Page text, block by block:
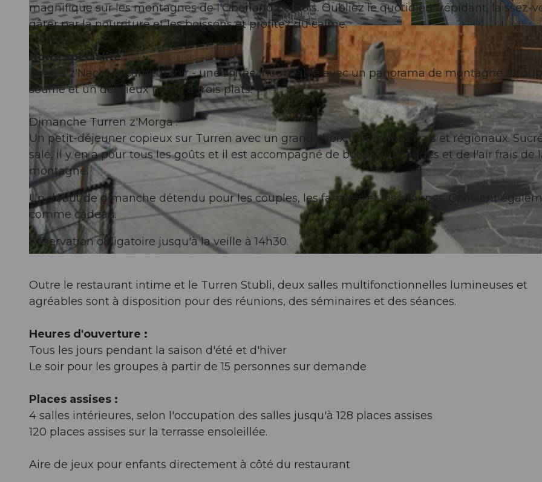
© Obwalden Tourismus, Obwalden Tourismus
magnifique sur les montagnes de l'Oberland bernois. Oubliez le quotidien trépidant, laissez-
gâter par la nourriture et les boissons et profitez du calme.
Notre spécialité :
Turren z'Nacht le samedi soir - une soirée inoubliable avec un panorama de montagne à
souffle et un délicieux menu à trois plats.
Dimanche Turren z'Morgä :
Un petit-déjeuner copieux sur Turren avec un grand choix de produits frais et régionaux.
salé, il y en a pour tous les goûts et il est accompagné de boissons chaudes et de l'air frais de
montagne.
Un début de dimanche détendu pour les couples, les familles et les groupes. Convient
comme cadeau.
Réservation obligatoire jusqu'à la veille à 14h30.
Outre le restaurant intime et le Turren Stubli, deux salles multifonctionnelles lumineuses et
agréables sont à disposition pour des réunions, des séminaires et des séances.
Heures d'ouverture :
Tous les jours pendant la saison d'été et d'hiver
Le soir pour les groupes à partir de 15 personnes sur demande
Places assises :
4 salles intérieures, selon l'occupation des salles jusqu'à 128 places assises
120 places assises sur la terrasse ensoleillée.
Aire de jeux pour enfants directement à côté du restaurant